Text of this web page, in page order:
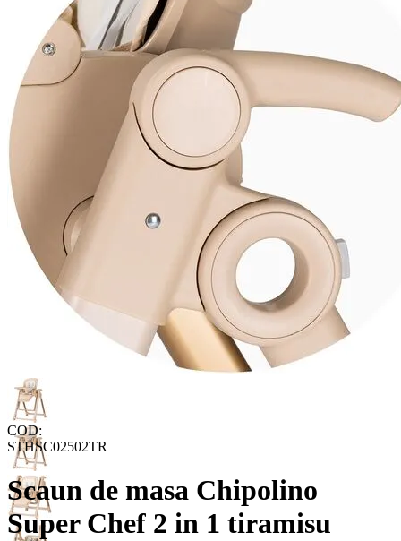
COD:
STHSC02502TR
Scaun de masa Chipolino
Super Chef 2 in 1 tiramisu